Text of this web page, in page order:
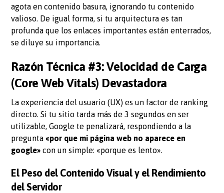
agota en contenido basura, ignorando tu contenido
valioso. De igual forma, si tu arquitectura es tan
profunda que los enlaces importantes están enterrados,
se diluye su importancia.
Razón Técnica #3: Velocidad de Carga
(Core Web Vitals) Devastadora
La experiencia del usuario (UX) es un factor de ranking
directo. Si tu sitio tarda más de 3 segundos en ser
utilizable, Google te penalizará, respondiendo a la
pregunta«por que mi página web no aparece en
google» con un simple: «porque es lento».
El Peso del Contenido Visual y el Rendimiento
del Servidor